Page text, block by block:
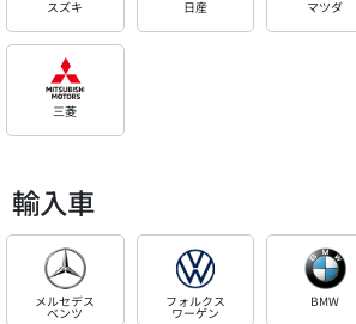
スズキ 日産 マツダ
三菱
輸入車
メルセデス
ベンツ
フォルクス
ワーゲン
BMW